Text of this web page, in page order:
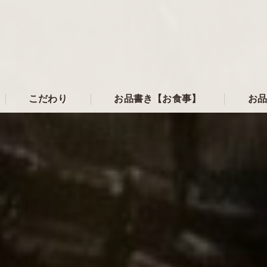
こだわり お品書き【お食事】 お